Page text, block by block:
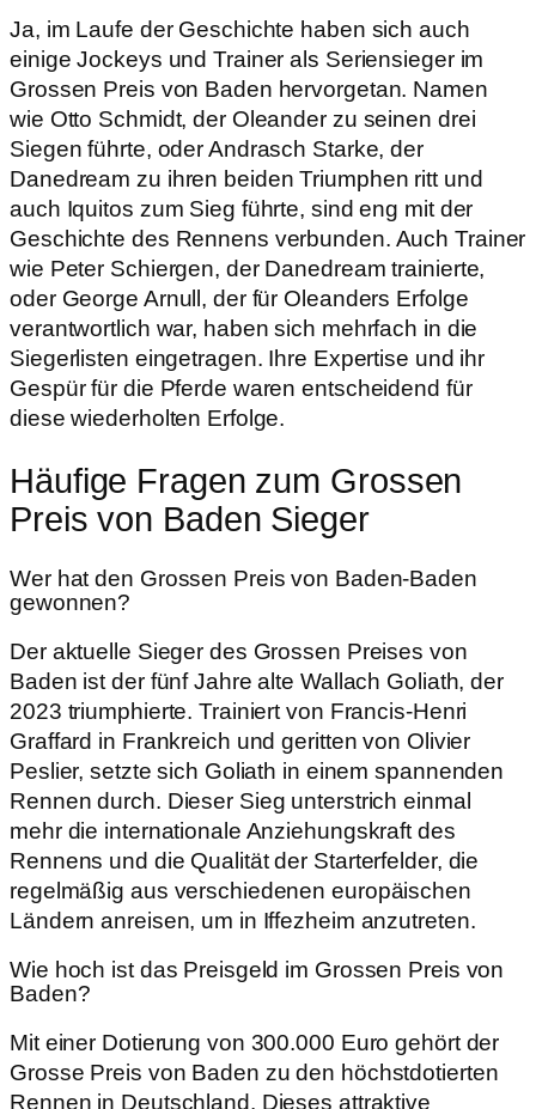
Ja, im Laufe der Geschichte haben sich auch
einige Jockeys und Trainer als Seriensieger im
Grossen Preis von Baden hervorgetan. Namen
wie Otto Schmidt, der Oleander zu seinen drei
Siegen führte, oder Andrasch Starke, der
Danedream zu ihren beiden Triumphen ritt und
auch Iquitos zum Sieg führte, sind eng mit der
Geschichte des Rennens verbunden. Auch Trainer
wie Peter Schiergen, der Danedream trainierte,
oder George Arnull, der für Oleanders Erfolge
verantwortlich war, haben sich mehrfach in die
Siegerlisten eingetragen. Ihre Expertise und ihr
Gespür für die Pferde waren entscheidend für
diese wiederholten Erfolge.
Häufige Fragen zum Grossen
Preis von Baden Sieger
Wer hat den Grossen Preis von Baden-Baden
gewonnen?
Der aktuelle Sieger des Grossen Preises von
Baden ist der fünf Jahre alte Wallach Goliath, der
2023 triumphierte. Trainiert von Francis-Henri
Graffard in Frankreich und geritten von Olivier
Peslier, setzte sich Goliath in einem spannenden
Rennen durch. Dieser Sieg unterstrich einmal
mehr die internationale Anziehungskraft des
Rennens und die Qualität der Starterfelder, die
regelmäßig aus verschiedenen europäischen
Ländern anreisen, um in Iffezheim anzutreten.
Wie hoch ist das Preisgeld im Grossen Preis von
Baden?
Mit einer Dotierung von 300.000 Euro gehört der
Grosse Preis von Baden zu den höchstdotierten
Rennen in Deutschland. Dieses attraktive